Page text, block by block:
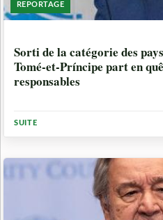
REPORTAGE
Sorti de la catégorie des
Tomé-et-Príncipe part en
responsables
SUITE